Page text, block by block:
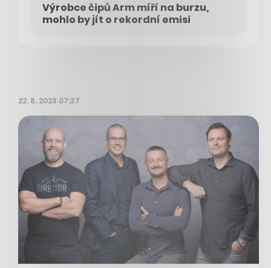
Výrobce čipů Arm míří na burzu,
mohlo by jít o rekordní emisi
22. 8. 2023 07:37